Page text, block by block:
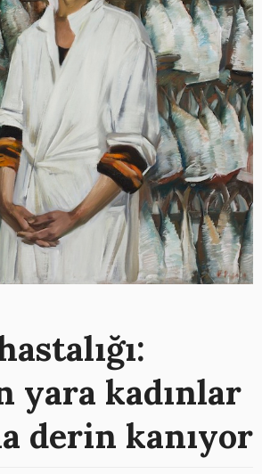
yara kadınlar
derin kanıyor